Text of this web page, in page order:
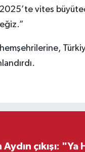
vites
çıkışı: